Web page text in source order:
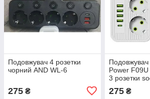
Подовжувач 4 розетки
чорний AND WL-6
275 ₴
Подовжувач
Power
3 розетки
275₴